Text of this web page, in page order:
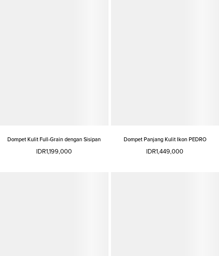
Dompet Kulit Full-Grain dengan Sisipan
IDR1,199,000
Dompet Panjang Kulit Ikon PEDRO
IDR1,449,000